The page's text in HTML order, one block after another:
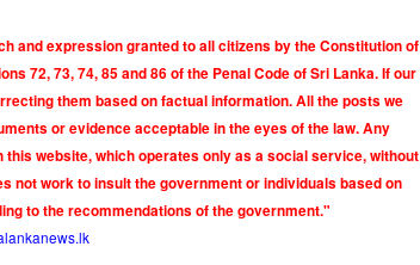
and expression granted to all citizens by the Constitution of
72, 73, 74, 85 and 86 of the Penal Code of Sri Lanka. If our
them based on factual information. All the posts we
or evidence acceptable in the eyes of the law. Any
website, which operates only as a social service, without
not work to insult the government or individuals based on
to the recommendations of the government."